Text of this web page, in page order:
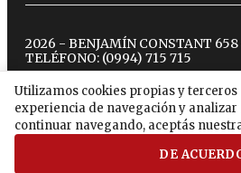
Utilizamos cookies propias y
experiencia de navegación y
continuar navegando, aceptás
DE
2026 - BENJAMÍN CONSTANT
TELÉFONO: (0994) 715 715
twitterinstagram
facebook
tiktok